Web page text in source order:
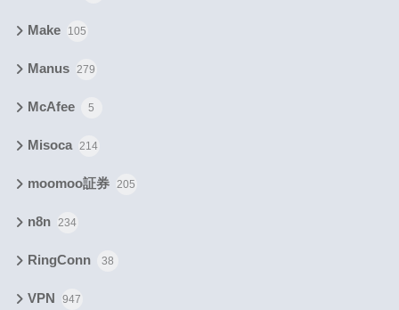
Make 105
Manus 279
McAfee 5
Misoca 214
moomoo証券 205
n8n 234
RingConn 38
VPN 947